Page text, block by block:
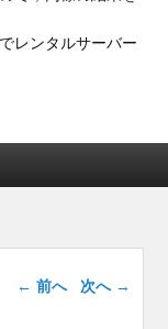
レンタルサーバー
投稿ナビゲー
ション
← 前へ 次へ →